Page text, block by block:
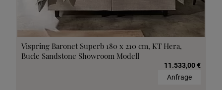
Vispring Baronet Superb 180 x 210 cm, KT Hera,
Bucle Sandstone Showroom Modell
11.533,00 €
Anfrage